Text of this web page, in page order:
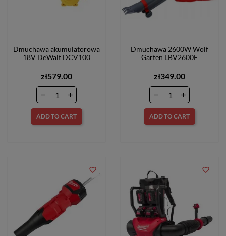
Dmuchawa akumulatorowa
18V DeWalt DCV100
zł579.00
ADD TO CART
Dmuchawa 2600W Wolf
Garten LBV2600E
zł349.00
ADD TO CART
favorite_border favorite_border